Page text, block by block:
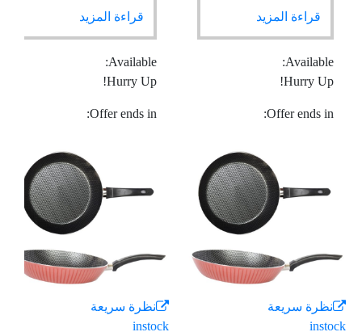
قراءة المزيد
Available:
Hurry Up!
Offer ends in:
نظرة سريعة
instock
قراءة المزيد
Available:
Hurry Up!
Offer ends in:
نظرة سريعة
instock